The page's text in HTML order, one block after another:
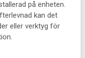
på enheten.
kan det
eller verktyg för